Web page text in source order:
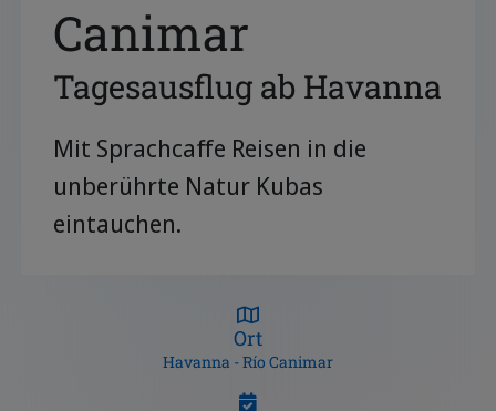
Canimar
Tagesausflug ab Havanna
Mit Sprachcaffe Reisen in die
unberührte Natur Kubas
eintauchen.
Ort
Havanna - Río Canimar